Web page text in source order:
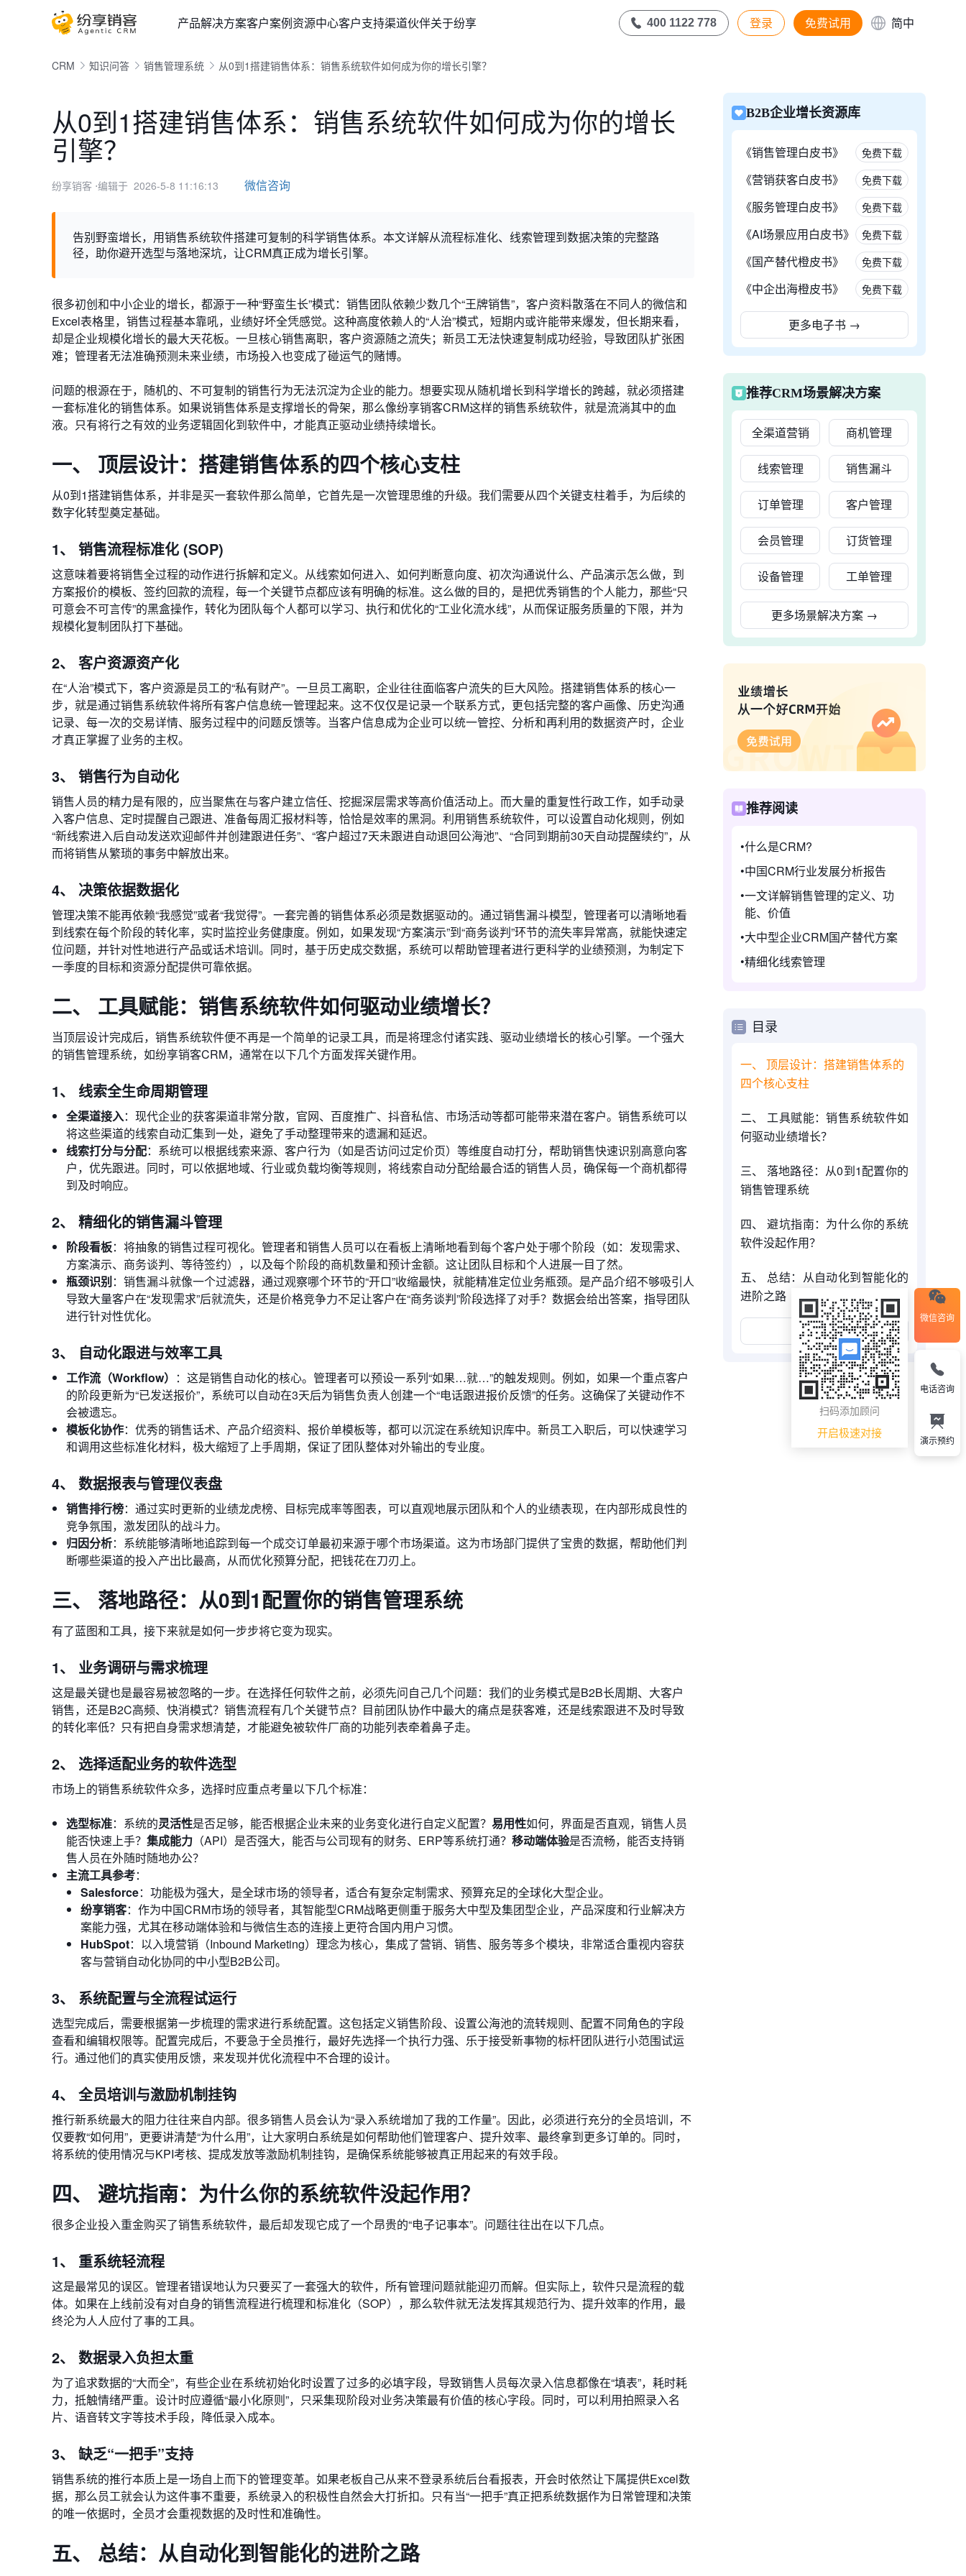
产品解决方案客户案例资源中心客户支持渠道伙伴关于纷享 400 1122 778 登录 免费试用 简中
CRM 知识问答 销售管理系统 从0到1搭建销售体系：销售系统软件如何成为你的增长引擎？
从0到1搭建销售体系：销售系统软件如何成为你的增长
引擎？
纷享销客 ⋅编辑于 2026-5-8 11:16:13 微信咨询
告别野蛮增长，用销售系统软件搭建可复制的科学销售体系。本文详解从流程标准化、线索管理到数据决策的完整路
径，助你避开选型与落地深坑，让CRM真正成为增长引擎。
很多初创和中小企业的增长，都源于一种“野蛮生长”模式：销售团队依赖少数几个“王牌销售”，客户资料散落在不同人的微信和
Excel表格里，销售过程基本靠吼，业绩好坏全凭感觉。这种高度依赖人的“人治”模式，短期内或许能带来爆发，但长期来看，
却是企业规模化增长的最大天花板。一旦核心销售离职，客户资源随之流失；新员工无法快速复制成功经验，导致团队扩张困
难；管理者无法准确预测未来业绩，市场投入也变成了碰运气的赌博。
问题的根源在于，随机的、不可复制的销售行为无法沉淀为企业的能力。想要实现从随机增长到科学增长的跨越，就必须搭建
一套标准化的销售体系。如果说销售体系是支撑增长的骨架，那么像纷享销客CRM这样的销售系统软件，就是流淌其中的血
液。只有将行之有效的业务逻辑固化到软件中，才能真正驱动业绩持续增长。
一、 顶层设计：搭建销售体系的四个核心支柱
从0到1搭建销售体系，并非是买一套软件那么简单，它首先是一次管理思维的升级。我们需要从四个关键支柱着手，为后续的
数字化转型奠定基础。
1、 销售流程标准化 (SOP)
这意味着要将销售全过程的动作进行拆解和定义。从线索如何进入、如何判断意向度、初次沟通说什么、产品演示怎么做，到
方案报价的模板、签约回款的流程，每一个关键节点都应该有明确的标准。这么做的目的，是把优秀销售的个人能力，那些“只
可意会不可言传”的黑盒操作，转化为团队每个人都可以学习、执行和优化的“工业化流水线”，从而保证服务质量的下限，并为
规模化复制团队打下基础。
2、 客户资源资产化
在“人治”模式下，客户资源是员工的“私有财产”。一旦员工离职，企业往往面临客户流失的巨大风险。搭建销售体系的核心一
步，就是通过销售系统软件将所有客户信息统一管理起来。这不仅仅是记录一个联系方式，更包括完整的客户画像、历史沟通
记录、每一次的交易详情、服务过程中的问题反馈等。当客户信息成为企业可以统一管控、分析和再利用的数据资产时，企业
才真正掌握了业务的主权。
3、 销售行为自动化
销售人员的精力是有限的，应当聚焦在与客户建立信任、挖掘深层需求等高价值活动上。而大量的重复性行政工作，如手动录
入客户信息、定时提醒自己跟进、准备每周汇报材料等，恰恰是效率的黑洞。利用销售系统软件，可以设置自动化规则，例如
“新线索进入后自动发送欢迎邮件并创建跟进任务”、“客户超过7天未跟进自动退回公海池”、“合同到期前30天自动提醒续约”，从
而将销售从繁琐的事务中解放出来。
4、 决策依据数据化
管理决策不能再依赖“我感觉”或者“我觉得”。一套完善的销售体系必须是数据驱动的。通过销售漏斗模型，管理者可以清晰地看
到线索在每个阶段的转化率，实时监控业务健康度。例如，如果发现“方案演示”到“商务谈判”环节的流失率异常高，就能快速定
位问题，并针对性地进行产品或话术培训。同时，基于历史成交数据，系统可以帮助管理者进行更科学的业绩预测，为制定下
一季度的目标和资源分配提供可靠依据。
二、 工具赋能：销售系统软件如何驱动业绩增长？
当顶层设计完成后，销售系统软件便不再是一个简单的记录工具，而是将理念付诸实践、驱动业绩增长的核心引擎。一个强大
的销售管理系统，如纷享销客CRM，通常在以下几个方面发挥关键作用。
1、 线索全生命周期管理
全渠道接入：现代企业的获客渠道非常分散，官网、百度推广、抖音私信、市场活动等都可能带来潜在客户。销售系统可以
将这些渠道的线索自动汇集到一处，避免了手动整理带来的遗漏和延迟。
线索打分与分配：系统可以根据线索来源、客户行为（如是否访问过定价页）等维度自动打分，帮助销售快速识别高意向客
户，优先跟进。同时，可以依据地域、行业或负载均衡等规则，将线索自动分配给最合适的销售人员，确保每一个商机都得
到及时响应。
2、 精细化的销售漏斗管理
阶段看板：将抽象的销售过程可视化。管理者和销售人员可以在看板上清晰地看到每个客户处于哪个阶段（如：发现需求、
方案演示、商务谈判、等待签约），以及每个阶段的商机数量和预计金额。这让团队目标和个人进展一目了然。
瓶颈识别：销售漏斗就像一个过滤器，通过观察哪个环节的“开口”收缩最快，就能精准定位业务瓶颈。是产品介绍不够吸引人
导致大量客户在“发现需求”后就流失，还是价格竞争力不足让客户在“商务谈判”阶段选择了对手？数据会给出答案，指导团队
进行针对性优化。
3、 自动化跟进与效率工具
工作流（Workflow） ：这是销售自动化的核心。管理者可以预设一系列“如果…就…”的触发规则。例如，如果一个重点客户
的阶段更新为“已发送报价”，系统可以自动在3天后为销售负责人创建一个“电话跟进报价反馈”的任务。这确保了关键动作不
会被遗忘。
模板化协作：优秀的销售话术、产品介绍资料、报价单模板等，都可以沉淀在系统知识库中。新员工入职后，可以快速学习
和调用这些标准化材料，极大缩短了上手周期，保证了团队整体对外输出的专业度。
4、 数据报表与管理仪表盘
销售排行榜：通过实时更新的业绩龙虎榜、目标完成率等图表，可以直观地展示团队和个人的业绩表现，在内部形成良性的
竞争氛围，激发团队的战斗力。
归因分析：系统能够清晰地追踪到每一个成交订单最初来源于哪个市场渠道。这为市场部门提供了宝贵的数据，帮助他们判
断哪些渠道的投入产出比最高，从而优化预算分配，把钱花在刀刃上。
三、 落地路径：从0到1配置你的销售管理系统
有了蓝图和工具，接下来就是如何一步步将它变为现实。
1、 业务调研与需求梳理
这是最关键也是最容易被忽略的一步。在选择任何软件之前，必须先问自己几个问题：我们的业务模式是B2B长周期、大客户
销售，还是B2C高频、快消模式？销售流程有几个关键节点？目前团队协作中最大的痛点是获客难，还是线索跟进不及时导致
的转化率低？只有把自身需求想清楚，才能避免被软件厂商的功能列表牵着鼻子走。
2、 选择适配业务的软件选型
市场上的销售系统软件众多，选择时应重点考量以下几个标准：
选型标准：系统的灵活性是否足够，能否根据企业未来的业务变化进行自定义配置？ 易用性如何，界面是否直观，销售人员
能否快速上手？ 集成能力 （API）是否强大，能否与公司现有的财务、ERP等系统打通？ 移动端体验是否流畅，能否支持销
售人员在外随时随地办公？
主流工具参考：
Salesforce：功能极为强大，是全球市场的领导者，适合有复杂定制需求、预算充足的全球化大型企业。
纷享销客：作为中国CRM市场的领导者，其智能型CRM战略更侧重于服务大中型及集团型企业，产品深度和行业解决方
案能力强，尤其在移动端体验和与微信生态的连接上更符合国内用户习惯。
HubSpot：以入境营销（Inbound Marketing）理念为核心，集成了营销、销售、服务等多个模块，非常适合重视内容获
客与营销自动化协同的中小型B2B公司。
3、 系统配置与全流程试运行
选型完成后，需要根据第一步梳理的需求进行系统配置。这包括定义销售阶段、设置公海池的流转规则、配置不同角色的字段
查看和编辑权限等。配置完成后，不要急于全员推行，最好先选择一个执行力强、乐于接受新事物的标杆团队进行小范围试运
行。通过他们的真实使用反馈，来发现并优化流程中不合理的设计。
4、 全员培训与激励机制挂钩
推行新系统最大的阻力往往来自内部。很多销售人员会认为“录入系统增加了我的工作量”。因此，必须进行充分的全员培训，不
仅要教“如何用”，更要讲清楚“为什么用”，让大家明白系统是如何帮助他们管理客户、提升效率、最终拿到更多订单的。同时，
将系统的使用情况与KPI考核、提成发放等激励机制挂钩，是确保系统能够被真正用起来的有效手段。
四、 避坑指南：为什么你的系统软件没起作用？
很多企业投入重金购买了销售系统软件，最后却发现它成了一个昂贵的“电子记事本”。问题往往出在以下几点。
1、 重系统轻流程
这是最常见的误区。管理者错误地认为只要买了一套强大的软件，所有管理问题就能迎刃而解。但实际上，软件只是流程的载
体。如果在上线前没有对自身的销售流程进行梳理和标准化（SOP），那么软件就无法发挥其规范行为、提升效率的作用，最
终沦为人人应付了事的工具。
2、 数据录入负担太重
为了追求数据的“大而全”，有些企业在系统初始化时设置了过多的必填字段，导致销售人员每次录入信息都像在“填表”，耗时耗
力，抵触情绪严重。设计时应遵循“最小化原则”，只采集现阶段对业务决策最有价值的核心字段。同时，可以利用拍照录入名
片、语音转文字等技术手段，降低录入成本。
3、 缺乏“一把手”支持
销售系统的推行本质上是一场自上而下的管理变革。如果老板自己从来不登录系统后台看报表，开会时依然让下属提供Excel数
据，那么员工就会认为这件事不重要，系统录入的积极性自然会大打折扣。只有当“一把手”真正把系统数据作为日常管理和决策
的唯一依据时，全员才会重视数据的及时性和准确性。
五、 总结：从自动化到智能化的进阶之路
B2B企业增长资源库
《销售管理白皮书》 免费下载
《营销获客白皮书》 免费下载
《服务管理白皮书》 免费下载
《AI场景应用白皮书》 免费下载
《国产替代橙皮书》 免费下载
《中企出海橙皮书》 免费下载
更多电子书 →
推荐CRM场景解决方案
全渠道营销 商机管理
线索管理 销售漏斗
订单管理 客户管理
会员管理 订货管理
设备管理 工单管理
更多场景解决方案 →
推荐阅读
什么是CRM?
中国CRM行业发展分析报告
一文详解销售管理的定义、功
能、价值
大中型企业CRM国产替代方案
精细化线索管理
目录
一、 顶层设计：搭建销售体系的
四个核心支柱
二、 工具赋能：销售系统软件如
何驱动业绩增长？
三、 落地路径：从0到1配置你的
销售管理系统
四、 避坑指南：为什么你的系统
软件没起作用？
五、 总结：从自动化到智能化的
进阶之路
展开更多
微信咨询
扫码添加顾问
开启极速对接
电话咨询
演示预约